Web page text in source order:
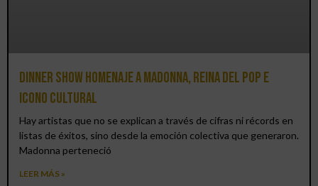
Dinner Show homenaje a Madonna, reina del pop e
icono cultural
Hay artistas que no se explican a través de cifras ni récords en
listas de éxitos, sino desde la emoción colectiva que generaron.
Madonna perteneció
LEER MÁS »